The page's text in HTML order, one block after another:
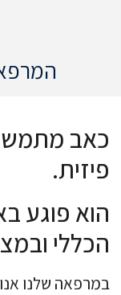
כאב
פיזית.
הוא פוגע
הכללי
במרפאה שלנו